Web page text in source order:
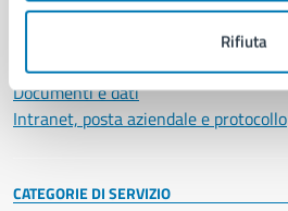
Rifiuta
Enti e fondazioni
Personale amministrativo
Documenti e dati
Intranet, posta aziendale e protocollo
CATEGORIE DI SERVIZIO